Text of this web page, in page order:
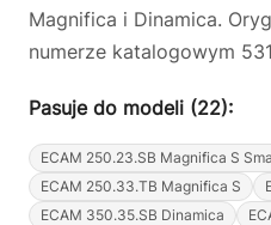
Magnifica i Dinamica.
numerze katalogowym
Pasuje do modeli (22):
ECAM 250.23.SB Magnifica S
ECAM 250.33.TB Magnifica S
ECAM 350.35.SB Dinamica